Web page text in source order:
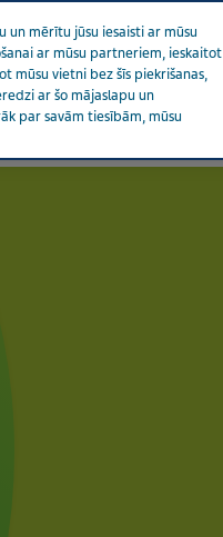
un mērītu jūsu iesaisti ar mūsu
ar mūsu partneriem, ieskaitot
mūsu vietni bez šīs piekrišanas,
ar šo mājaslapu un
par savām tiesībām, mūsu